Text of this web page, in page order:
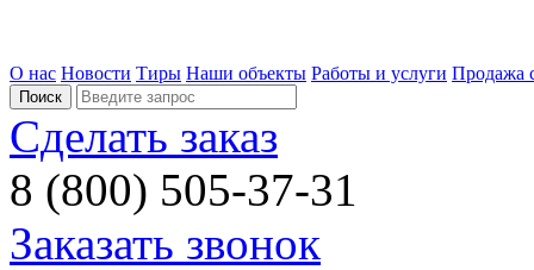
О нас Новости Тиры Наши объекты Работы и услуги Продажа
Сделать заказ
8 (800) 505-37-31
Заказать звонок